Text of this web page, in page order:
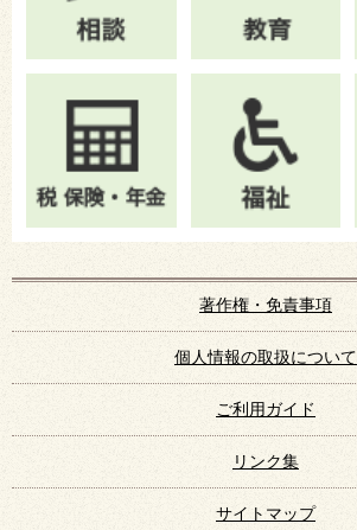
著作権・免責事項
個人情報の取扱について
ご利用ガイド
リンク集
サイトマップ